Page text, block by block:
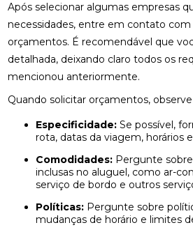
Após selecionar algumas empresas
necessidades, entre em contato com
orçamentos. É recomendável que
detalhada, deixando claro todos os
mencionou anteriormente.
Quando solicitar orçamentos,
Especificidade: Se possível,
rota, datas da viagem, horários
Comodidades: Pergunte
inclusas no aluguel, como ar-
serviço de bordo e outros
Políticas: Pergunte sobre
mudanças de horário e limites